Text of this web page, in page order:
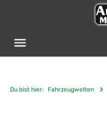
Du bist hier: Fahrzeugwelten